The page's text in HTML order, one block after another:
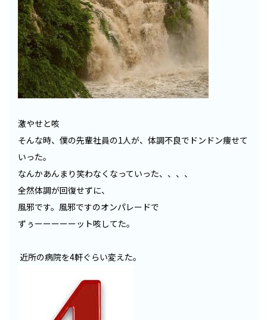
激やせと咳
そんな時、僕の先輩社員の1人が、体調不良でドンドン痩せて
いった。
なんかあんまり笑わなくなっていった、、、、
全然体調が回復せずに、
風邪です。風邪ですのオンパレードで
ずぅーーーーーット咳してた。
近所の病院を4軒ぐらい変えた。